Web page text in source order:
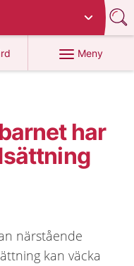
Meny
har
närstående
kan väcka